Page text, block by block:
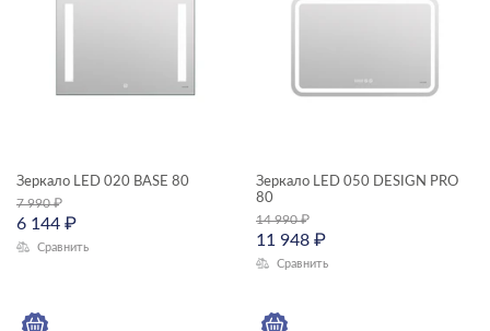
Зеркало LED 020 BASE 80
7 990₽
6 144 ₽
Сравнить
Зеркало LED 050 DESIGN PRO
80
14 990₽
11 948 ₽
Сравнить